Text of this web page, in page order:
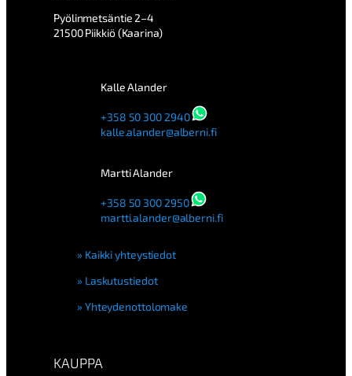
Pyölinmetsäntie 2–4
21500 Piikkiö (Kaarina)
Kalle Alander
+358 50 300 2940
kalle.alander@alberni.fi
Martti Alander
+358 50 300 2950
martti.alander@alberni.fi
Kaikki yhteystiedot
Laskutustiedot
Yhteydenottolomake
KAUPPA